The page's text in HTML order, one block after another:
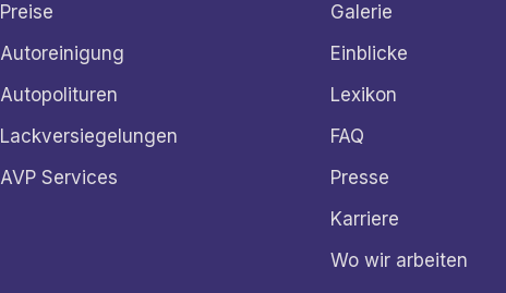
Preise
Autoreinigung
Autopolituren
Lackversiegelungen
AVP Services
Galerie
Einblicke
Lexikon
FAQ
Presse
Karriere
Wo wir arbeiten